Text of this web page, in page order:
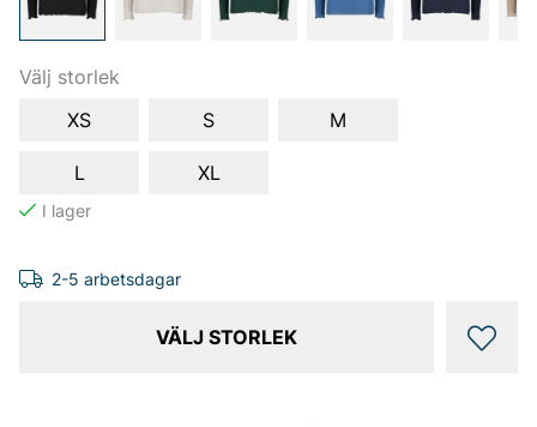
Välj storlek
XS
S M
L XL
2-5 arbetsdagar
VÄLJ STORLEK